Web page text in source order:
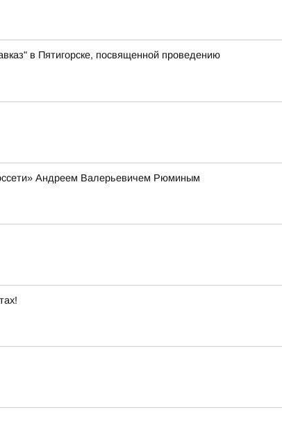
в Пятигорске, посвященной проведению
Андреем Валерьевичем Рюминым